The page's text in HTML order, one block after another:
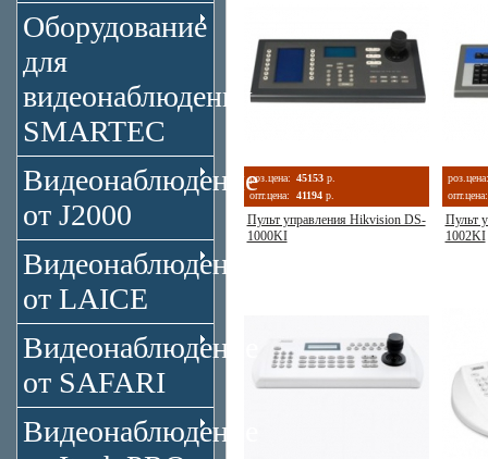
Оборудование
для
видеонаблюдения
SMARTEC
Видеонаблюдение
от J2000
Видеонаблюдение
от LAICE
Видеонаблюдение
от SAFARI
Видеонаблюдение
роз.цена: 45153 р.
опт.цена:
41194 р.
Пульт управления Hikvision DS-
1000KI
роз.цена:
опт.цена:
Пульт
1002KI